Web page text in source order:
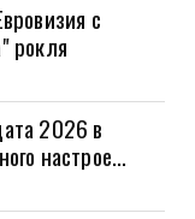
с
рокля
2026 в
настрое...